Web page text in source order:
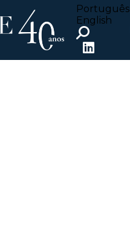
Português
English